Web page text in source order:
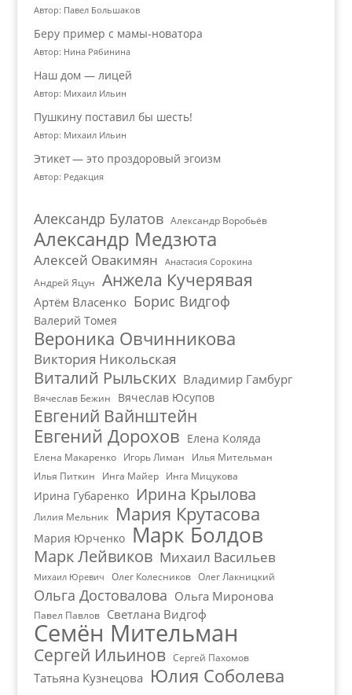
Автор: Павел Большаков
Беру пример с мамы-новатора
Автор: Нина Рябинина
Наш дом — лицей
Автор: Михаил Ильин
Пушкину поставил бы шесть!
Автор: Михаил Ильин
Этикет — это проздоровый эгоизм
Автор: Редакция
Александр Булатов Александр Воробьёв
Александр Медзюта
Алексей Овакимян Анастасия Сорокина
Андрей Яцун Анжела Кучерявая
Артём Власенко Борис Видгоф
Валерий Томея
Вероника Овчинникова
Виктория Никольская
Виталий Рыльских Владимир Гамбург
Вячеслав Бежин Вячеслав Юсупов
Евгений Вайнштейн
Евгений Дорохов Елена Коляда
Елена Макаренко Игорь Лиман
Илья Мительман
Илья Питкин
Инга Майер Инга Мицукова
Ирина Губаренко Ирина Крылова
Лилия Мельник Мария Крутасова
Мария Юрченко Марк Болдов
Марк Лейвиков Михаил Васильев
Михаил Юревич Олег Колесников Олег Лакницкий
Ольга Достовалова Ольга Миронова
Павел Павлов Светлана Видгоф
Семён Мительман
Сергей Ильинов Сергей Пахомов
Татьяна Кузнецова Юлия Соболева